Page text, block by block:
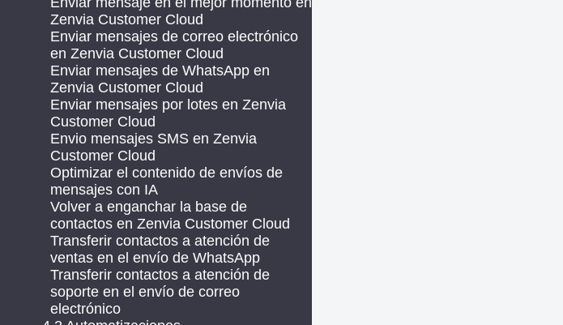
Zenvia Customer Cloud
Enviar mensajes de correo electrónico
en Zenvia Customer Cloud
Enviar mensajes de WhatsApp en
Zenvia Customer Cloud
Enviar mensajes por lotes en Zenvia
Customer Cloud
Envio mensajes SMS en Zenvia
Customer Cloud
Optimizar el contenido de envíos de
mensajes con IA
Volver a enganchar la base de
contactos en Zenvia Customer Cloud
Transferir contactos a atención de
ventas en el envío de WhatsApp
Transferir contactos a atención de
soporte en el envío de correo
electrónico